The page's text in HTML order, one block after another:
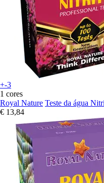
+-3
1 cores
Royal Nature Teste da água
€ 13,84